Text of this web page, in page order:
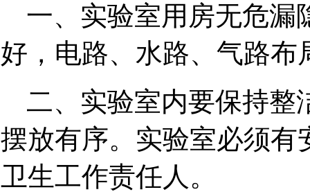
一、实验室用房无危漏
好，电路、水路、气路布
二、实验室内要保持整
摆放有序。实验室必须
卫生工作责任人。